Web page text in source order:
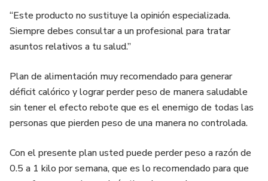
“Este producto no sustituye la opinión especializada.
Siempre debes consultar a un profesional para tratar
asuntos relativos a tu salud.”
Plan de alimentación muy recomendado para generar
déficit calórico y lograr perder peso de manera saludable
sin tener el efecto rebote que es el enemigo de todas las
personas que pierden peso de una manera no controlada.
Con el presente plan usted puede perder peso a razón de
0.5 a 1 kilo por semana, que es lo recomendado para que